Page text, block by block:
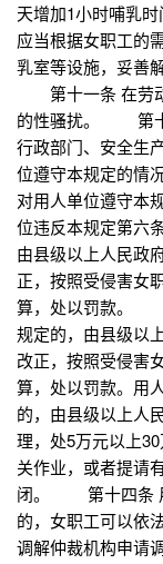
天增加1小时哺乳
应当根据女职工的
乳室等设施，妥善
第十一条 在劳动
的性骚扰。 第十
行政部门、安全生
位遵守本规定的
对用人单位遵守
位违反本规定第六
由县级以上人民政
正，按照受侵害女
算，处以罚款。
规定的，由县级以
改正，按照受侵害
算，处以罚款。用
的，由县级以上人
理，处5万元以上
关作业，或者提请
闭。 第十四条 用
的，女职工可以依
调解仲裁机构申请